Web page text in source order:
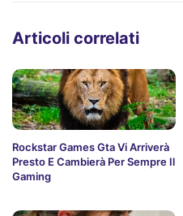
Articoli correlati
Rockstar Games Gta Vi Arriverà
Presto E Cambierà Per Sempre Il
Gaming